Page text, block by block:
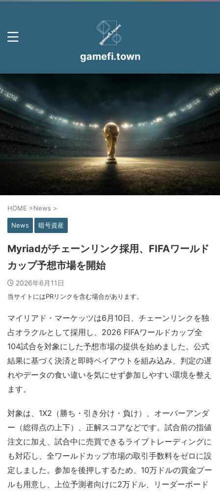
gamefi.town
HOME >News >
News 暗号資産
Myriadがチェーンリンク採用、FIFAワールド
カップ予想市場を開始
2026年6月11日
当サイトにはPRリンクを含む場合があります。
マイリアド・マーケッツは6月10日、チェーンリンクを独
占オラクルとして採用し、2026 FIFAワールドカップ全
104試合を対象にした予想市場の提供を始めました。公式
結果に基づく決済と即時ペイアウトを組み込み、判定の遅
れやデータの食い違いを気にせず参加しやすい環境を整え
ます。
対象は、1X2（勝ち・引き分け・負け）、オーバーアンダ
ー（総得点の上下）、正解スコアなどです。試合前の指値
注文に加え、試合中に売買できるライブトレーディングに
も対応し、全ワールドカップ市場の取引手数料をゼロに設
定しました。参加を後押しするため、10万ドルの賞金プー
ルも用意し、上位予測者向けに2万ドル、リーダーボード